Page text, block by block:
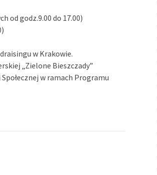
od godz.9.00 do 17.00)
w Krakowie.
„Zielone Bieszczady”
w ramach Programu